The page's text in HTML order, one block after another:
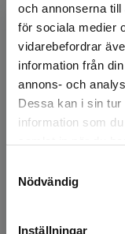
och annonserna
för sociala medier
vidarebefordrar
information från
annons- och
Dessa kan i sin tur
information som
Nödvändig
Inställningar
Det verkar
Sverige. För
Upplaga: